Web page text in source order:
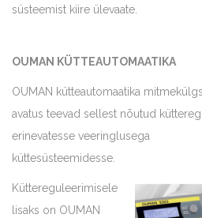
süsteemist kiire ülevaate.
OUMAN KÜTTEAUTOMAATIKA
OUMAN kütteautomaatika
avatus teevad sellest nõutud
erinevatesse veeringlusega
küttesüsteemidesse.
Küttereguleerimisele
lisaks on OUMAN